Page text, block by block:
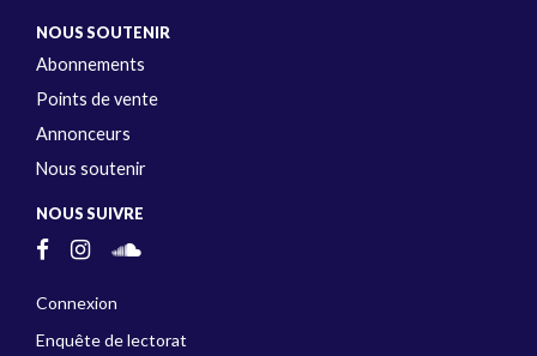
NOUS SOUTENIR
Abonnements
Points de vente
Annonceurs
Nous soutenir
NOUS SUIVRE
Connexion
Enquête de lectorat